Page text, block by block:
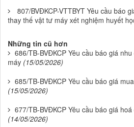
807/BVĐKCP-VTTBYT Yêu cầu báo
thay thế vật tư máy xét nghiệm huyết
Những tin cũ hơn
686/TB-BVĐKCP Yêu cầu báo giá
máy (15/05/2026)
685/TB-BVĐKCP Yêu cầu báo giá
(15/05/2026)
677/TB-BVĐKCP Yêu cầu báo giá
(14/05/2026)